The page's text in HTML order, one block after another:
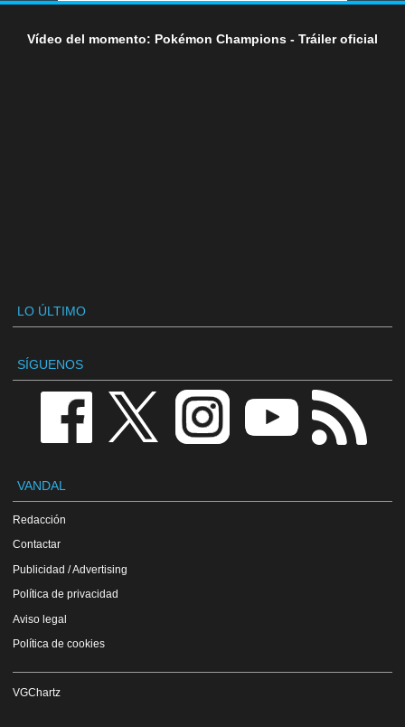
Vídeo del momento: Pokémon Champions - Tráiler oficial
LO ÚLTIMO
SÍGUENOS
VANDAL
Redacción
Contactar
Publicidad / Advertising
Política de privacidad
Aviso legal
Política de cookies
VGChartz